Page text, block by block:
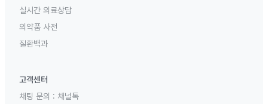
실시간 의료상담
의약품 사전
질환백과
고객센터
채팅 문의 : 채널톡